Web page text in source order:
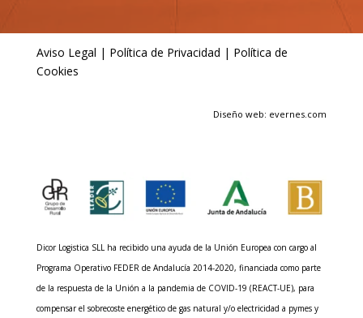
Aviso Legal | Política de Privacidad | Política de
Cookies
Diseño web: evernes.com
Dicor Logistica SLL ha recibido una ayuda de la Unión Europea con cargo al
Programa Operativo FEDER de Andalucía 2014-2020, financiada como parte
de la respuesta de la Unión a la pandemia de COVID-19 (REACT-UE), para
compensar el sobrecoste energético de gas natural y/o electricidad a pymes y